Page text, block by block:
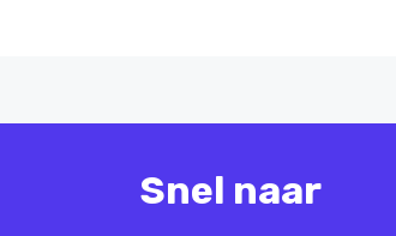
Snel naar